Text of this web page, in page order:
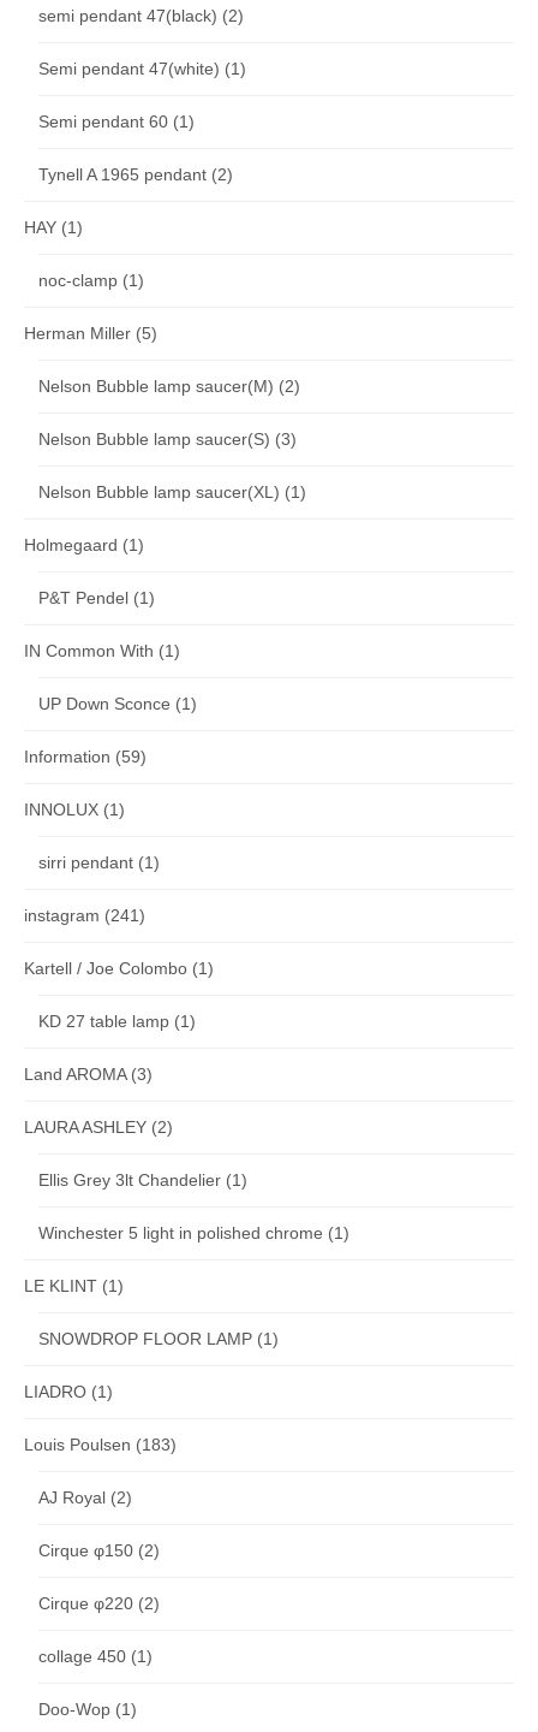
semi pendant 47(black) (2)
Semi pendant 47(white) (1)
Semi pendant 60 (1)
Tynell A 1965 pendant (2)
HAY (1)
noc-clamp (1)
Herman Miller (5)
Nelson Bubble lamp saucer(M) (2)
Nelson Bubble lamp saucer(S) (3)
Nelson Bubble lamp saucer(XL) (1)
Holmegaard (1)
P&T Pendel (1)
IN Common With (1)
UP Down Sconce (1)
Information (59)
INNOLUX (1)
sirri pendant (1)
instagram (241)
Kartell / Joe Colombo (1)
KD 27 table lamp (1)
Land AROMA(3)
LAURA ASHLEY (2)
Ellis Grey 3lt Chandelier (1)
Winchester 5 light in polished chrome (1)
LE KLINT (1)
SNOWDROP FLOOR LAMP (1)
LIADRO (1)
Louis Poulsen (183)
AJ Royal (2)
Cirque φ150 (2)
Cirque φ220 (2)
collage 450 (1)
Doo-Wop (1)